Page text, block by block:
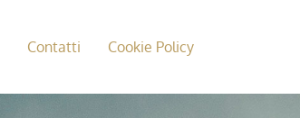
Contatti Cookie Policy